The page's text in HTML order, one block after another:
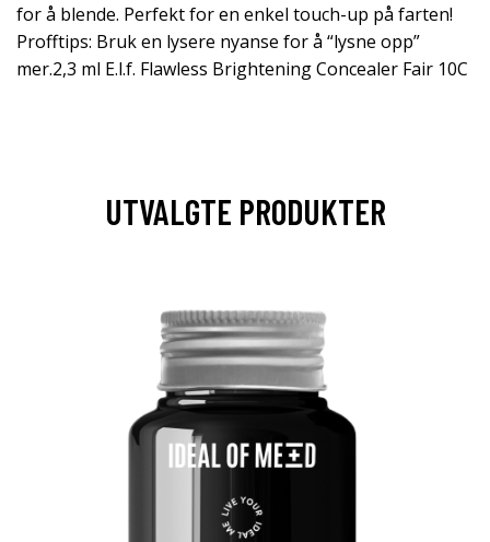
for å blende. Perfekt for en enkel touch-up på farten!
Profftips: Bruk en lysere nyanse for å “lysne opp”
mer.2,3 ml E.l.f. Flawless Brightening Concealer Fair 10C
UTVALGTE PRODUKTER